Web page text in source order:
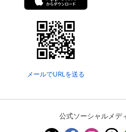
メールでURLを送る
公式ソーシャルメデ